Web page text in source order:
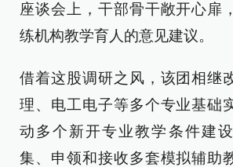
座谈会上，干部骨干敞开心扉
练机构教学育人的意见建议。
借着这股调研之风，该团相继
理、电工电子等多个专业基础
动多个新开专业教学条件建
集、申领和接收多套模拟辅助